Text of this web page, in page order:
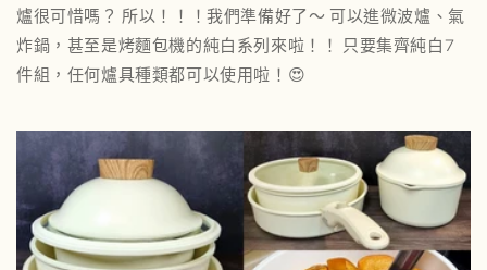
爐很可惜嗎？ 所以！！！我們準備好了～ 可以進微波爐、氣
炸鍋，甚至是烤麵包機的純白系列來啦！！ 只要集齊純白7
件組，任何爐具種類都可以使用啦！😍